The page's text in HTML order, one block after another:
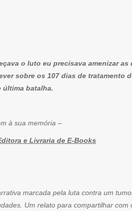
o luto eu precisava amenizar
sobre os 107 dias de tratamento
última batalha.
memória –
e Livraria de E-Books
marcada pela luta contra um
Um relato para compartilhar